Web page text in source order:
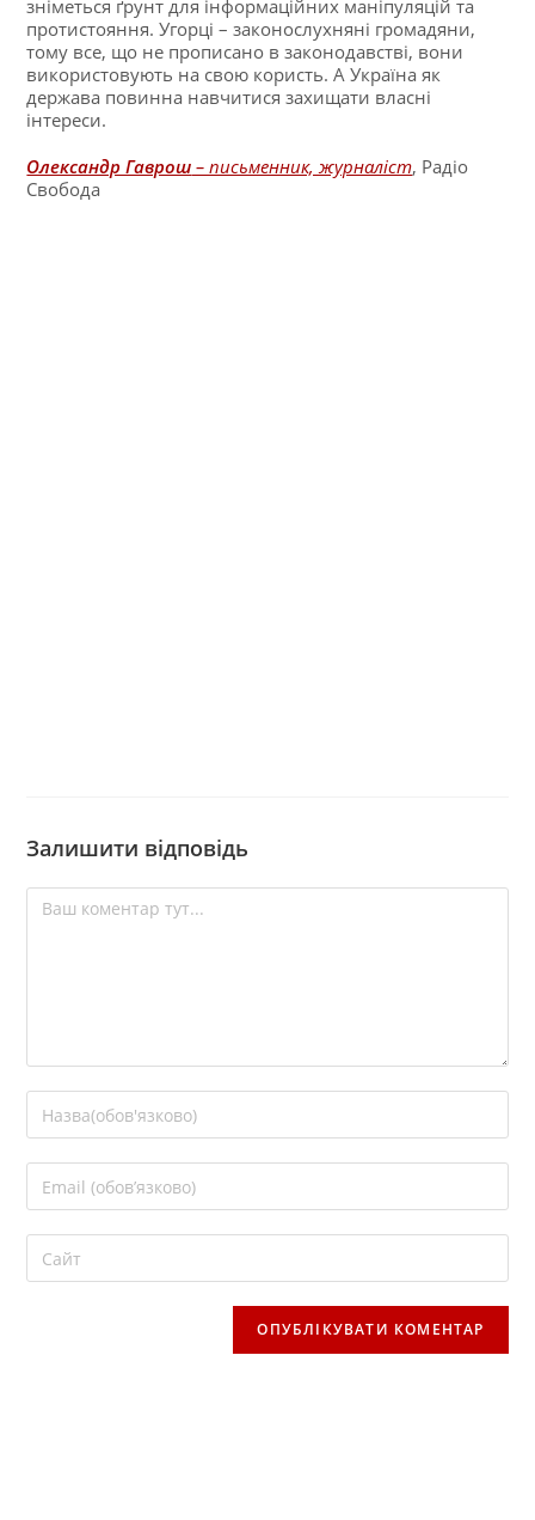
зніметься ґрунт для інформаційних маніпуляцій та
протистояння. Угорці – законослухняні громадяни,
тому все, що не прописано в законодавстві, вони
використовують на свою користь. А Україна як
держава повинна навчитися захищати власні
інтереси.
Олександр Гаврош – письменник, журналіст, Радіо
Свобода
Залишити відповідь